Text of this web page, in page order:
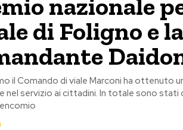
nazionale
di Foligno e
il Comando di viale Marconi ha ottenuto
nel servizio ai cittadini. In totale sono stati